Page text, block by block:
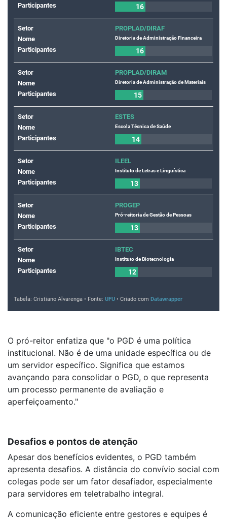
O pró-reitor enfatiza que "o PGD é uma política
institucional. Não é de uma unidade específica ou de
um servidor específico. Significa que estamos
avançando para consolidar o PGD, o que representa
um processo permanente de avaliação e
aperfeiçoamento."
Desafios e pontos de atenção
Apesar dos benefícios evidentes, o PGD também
apresenta desafios. A distância do convívio social com
colegas pode ser um fator desafiador, especialmente
para servidores em teletrabalho integral.
A comunicação eficiente entre gestores e equipes é